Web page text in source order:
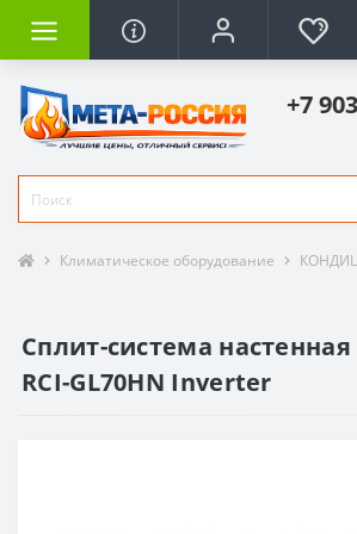
+7
Климатическое оборудование
Сплит-система настенная
RCI-GL70HN Inverter